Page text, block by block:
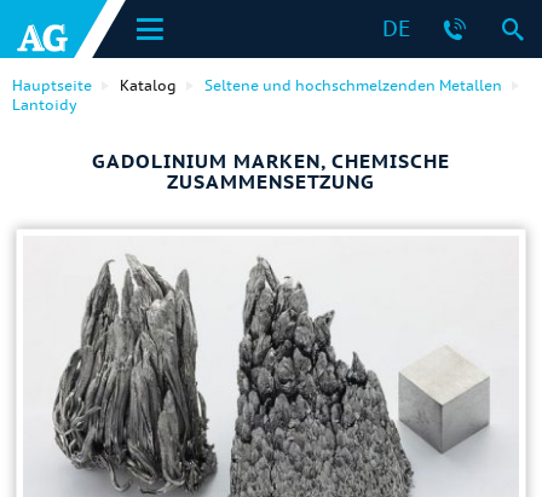
DE
Hauptseite Katalog
Seltene und hochschmelzenden Metallen
Lantoidy
GADOLINIUM MARKEN, CHEMISCHE
ZUSAMMENSETZUNG